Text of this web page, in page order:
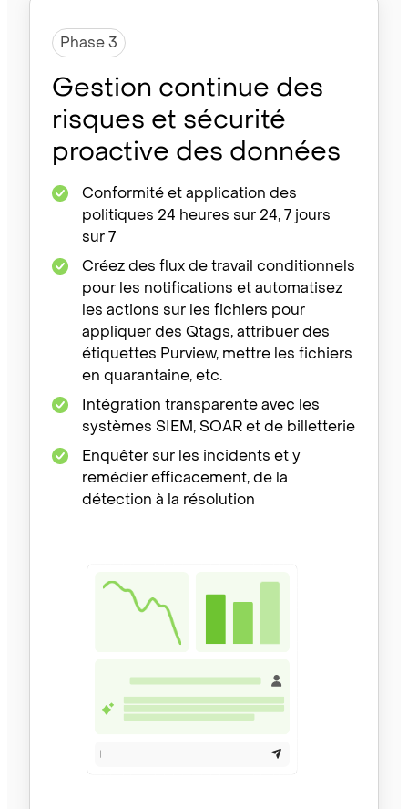
Phase 3
Gestion continue des
risques et sécurité
proactive des données
Conformité et application des
politiques 24 heures sur 24, 7 jours
sur 7
Créez des flux de travail conditionnels
pour les notifications et automatisez
les actions sur les fichiers pour
appliquer des Qtags, attribuer des
étiquettes Purview, mettre les fichiers
en quarantaine, etc.
Intégration transparente avec les
systèmes SIEM, SOAR et de billetterie
Enquêter sur les incidents et y
remédier efficacement, de la
détection à la résolution